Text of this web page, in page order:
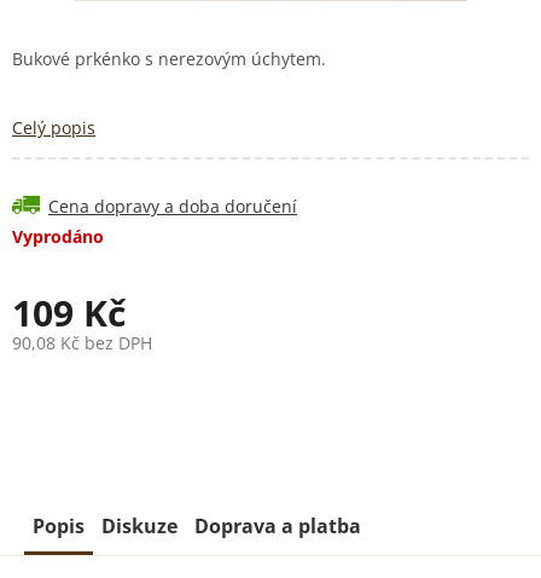
Bukové prkénko s nerezovým úchytem.
Celý popis
Vyprodáno
Cena dopravy a doba doručení
109 Kč
90,08 Kč bez DPH
Popis Diskuze Doprava a platba